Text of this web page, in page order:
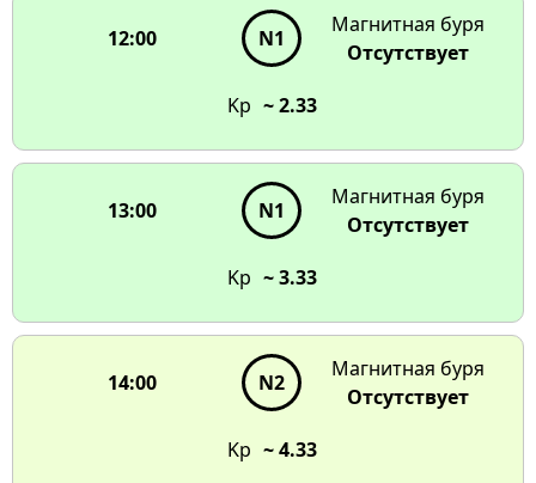
12:00 N1
Магнитная буря
Отсутствует
Kp ~ 2.33
13:00 N1
Магнитная буря
Отсутствует
Kp ~ 3.33
14:00 N2
Магнитная буря
Отсутствует
Kp ~ 4.33